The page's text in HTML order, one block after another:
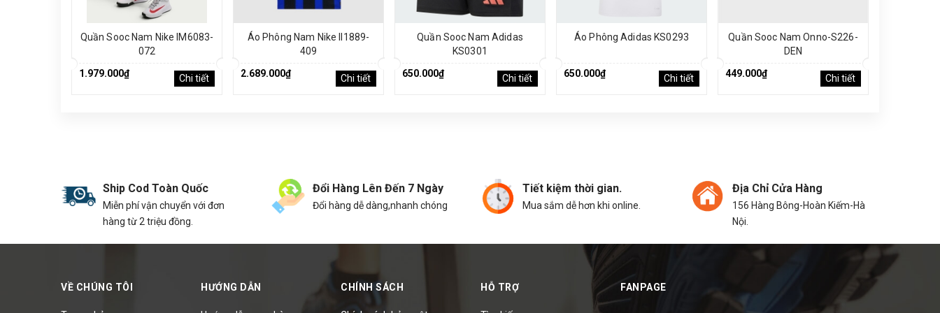
Quần Sooc Nam Nike IM6083-
072
1.979.000₫
Chi tiết
Áo Phông Nam Nike II1889-
409
2.689.000₫
Chi tiết
Quần Sooc Nam Adidas
KS0301
650.000₫
Chi tiết
Áo Phông Adidas KS0293
650.000₫ Chi tiết
Quần Sooc Nam Onno-S226-
DEN
449.000₫
Chi tiết
Ship Cod Toàn Quốc
Miễn phí vận chuyển với đơn
hàng từ 2 triệu đồng.
Đổi Hàng Lên Đến 7 Ngày
Đổi hàng dễ dàng,nhanh chóng
Tiết kiệm thời gian.
Mua sắm dễ hơn khi online.
Địa Chỉ Cửa Hàng
156 Hàng Bông-Hoàn Kiếm-Hà
Nội.
VỀ CHÚNG TÔI HƯỚNG DẪN CHÍNH SÁCH HỖ TRỢ FANPAGE